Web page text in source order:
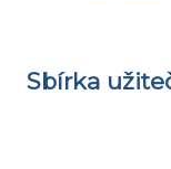
Sbírka